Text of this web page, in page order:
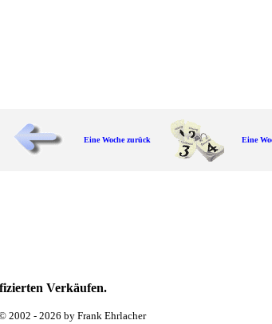
Eine Woche zurück Eine
Verkäufen.
2002 - 2026 by Frank Ehrlacher